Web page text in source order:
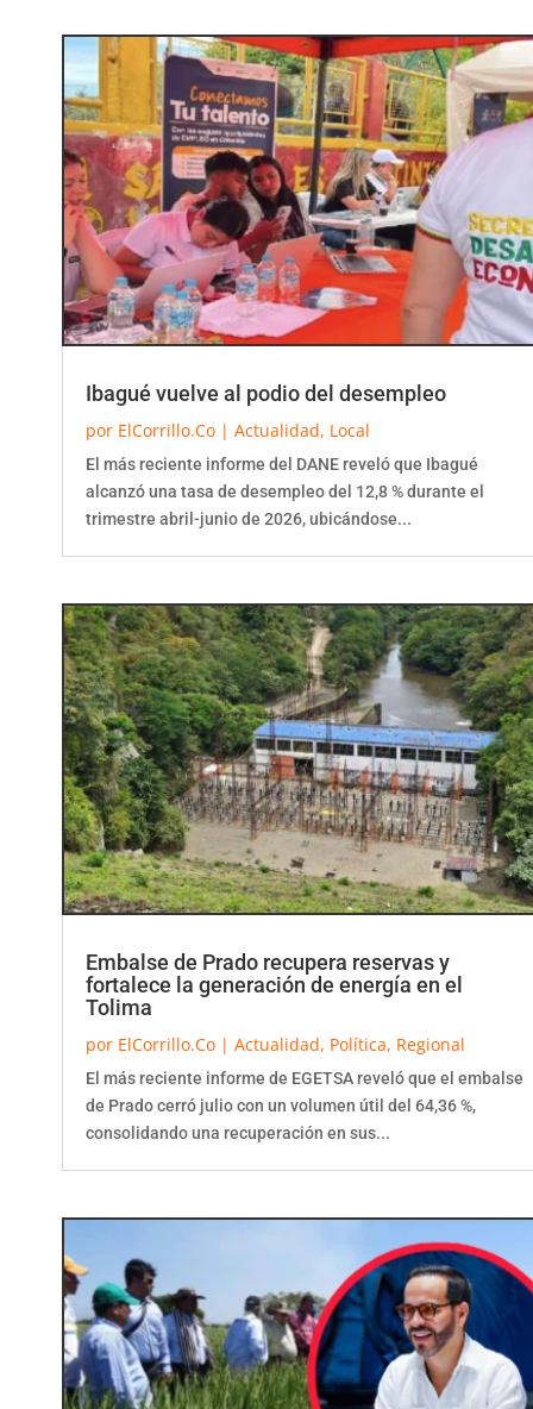
Ibagué vuelve al podio del desempleo
por ElCorrillo.Co | Actualidad, Local
El más reciente informe del DANE reveló que Ibagué
alcanzó una tasa de desempleo del 12,8 % durante el
trimestre abril-junio de 2026, ubicándose...
Embalse de Prado recupera reservas y
fortalece la generación de energía en el
Tolima
por ElCorrillo.Co | Actualidad, Política, Regional
El más reciente informe de EGETSA reveló que el embalse
de Prado cerró julio con un volumen útil del 64,36 %,
consolidando una recuperación en sus...